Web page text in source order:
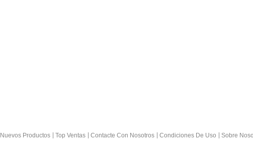
Nuevos Productos Top Ventas Contacte Con Nosotros Condiciones De Uso Sobre